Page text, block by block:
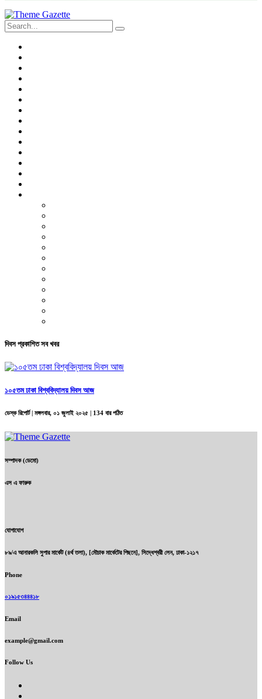
দিবস প্রকাশিত সব খবর
১০৫তম ঢাকা বিশ্ববিদ্যালয় দিবস আজ
ডেস্ক রিপোর্ট | মঙ্গলবার, ০১ জুলাই ২০২৫ | 134 বার পঠিত
সম্পাদক (ডেমো)
এস এ ফারুক
যোগাযোগ
৮৯/এ আনারকলি সুপার মার্কেট (৪র্থ তলা), [মৌচাক মার্কেটের পিছনে], সিদ্ধেশ্বরী লেন, ঢাকা-১২১৭
Phone
০১৯১৫৩৪৪৪১৮
Email
example@gmail.com
Follow Us